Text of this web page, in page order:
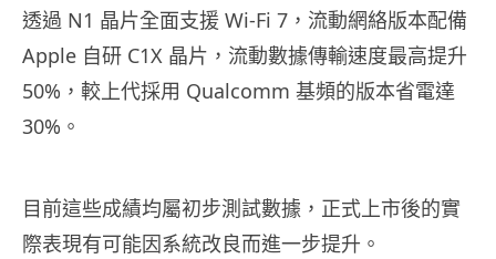
透過 N1 晶片全面支援 Wi-Fi 7，流動網絡版本配備
Apple 自研 C1X 晶片，流動數據傳輸速度最高提升
50%，較上代採用 Qualcomm 基頻的版本省電達
30%。
目前這些成績均屬初步測試數據，正式上市後的實
際表現有可能因系統改良而進一步提升。